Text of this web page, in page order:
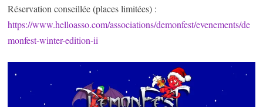
Réservation conseillée (places limitées) :
https://www.helloasso.com/associations/demonfest/evenements/de
monfest-winter-edition-ii